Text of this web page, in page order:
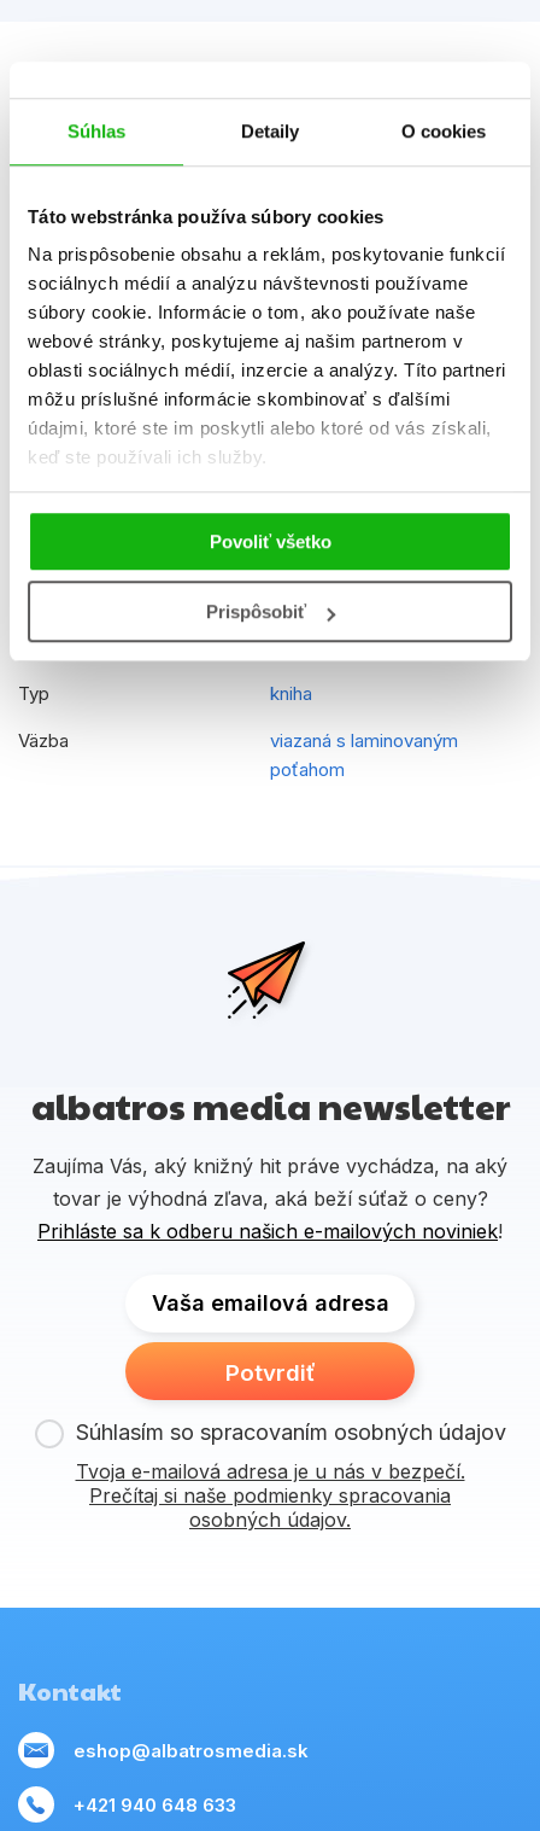
Súhlas Detaily O cookies
Táto webstránka používa súbory cookies
Na prispôsobenie obsahu a reklám, poskytovanie funkcií
sociálnych médií a analýzu návštevnosti používame
súbory cookie. Informácie o tom, ako používate naše
webové stránky, poskytujeme aj našim partnerom v
oblasti sociálnych médií, inzercie a analýzy. Títo partneri
môžu príslušné informácie skombinovať s ďalšími
údajmi, ktoré ste im poskytli alebo ktoré od vás získali,
keď ste používali ich služby.
Povoliť všetko
Prispôsobiť
Informácie
Počet strán 64
K stiahnutiu Ukážka.pdf
Dátum vydania 1.3.2015
Formát 216x285 mm
Hmotnosť 0,46 kg
Jazyk
Peppa Pig Play With Peppa
9788025232866
Vek od 3
Typ kniha
Väzba
viazaná s laminovaným
poťahom
albatros media newsletter
Zaujíma Vás, aký knižný hit práve vychádza, na aký
tovar je výhodná zľava, aká beží súťaž o ceny?
Prihláste sa k odberu našich e-mailových noviniek!
Vaša emailová adresa
Potvrdiť
Súhlasím so spracovaním osobných údajov
Tvoja e-mailová adresa je u nás v bezpečí.
Prečítaj si naše podmienky spracovania
osobných údajov.
Kontakt
eshop@albatrosmedia.sk
+421 940 648 633